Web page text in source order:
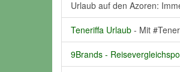
Urlaub auf den Azoren:
Teneriffa Urlaub - Mit
9Brands -